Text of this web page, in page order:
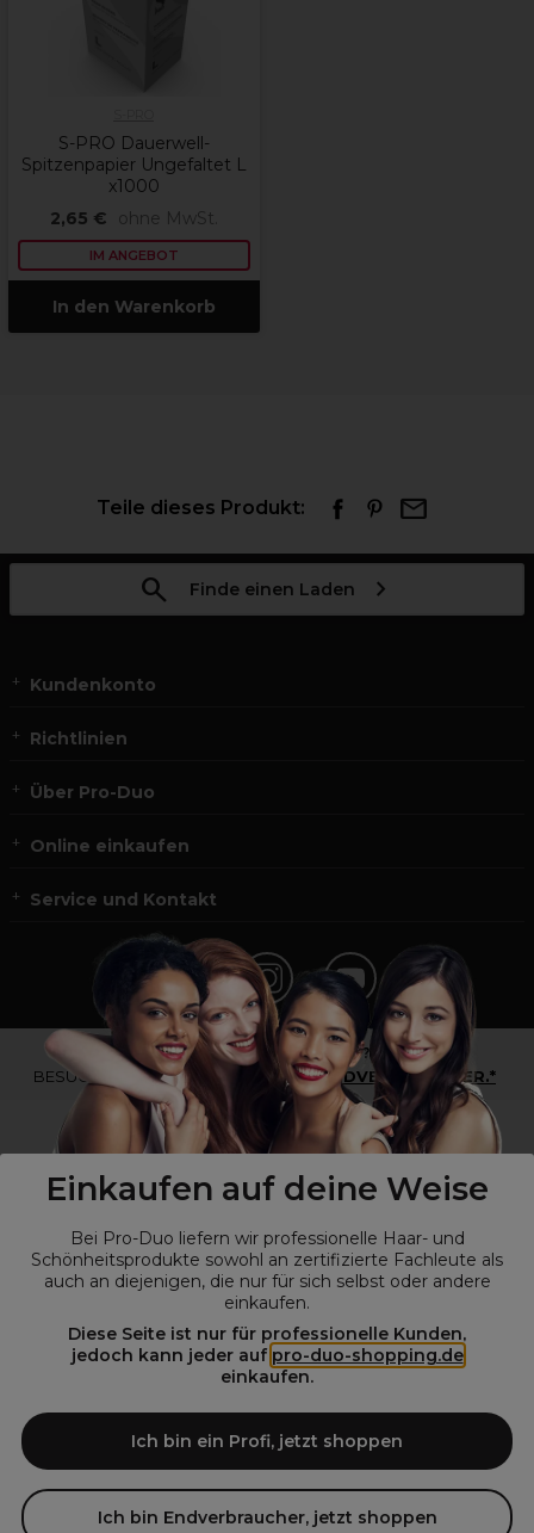
Einkaufen auf deine Weise
Bei Pro-Duo liefern wir professionelle Haar- und
Schönheitsprodukte sowohl an zertifizierte Fachleute als
auch an diejenigen, die nur für sich selbst oder andere
einkaufen.
Diese Seite ist nur für professionelle Kunden,
jedoch kann jeder auf pro-duo-shopping.de
einkaufen.
Ich bin ein Profi, jetzt shoppen
Ich bin Endverbraucher, jetzt shoppen
S-PRO Dauerwell-
Spitzenpapier Ungefaltet L
x1000
2,65 €
ohne MwSt.
IM ANGEBOT
In den Warenkorb
Teile dieses Produkt:
Finde einen Laden
Kundenkonto
Richtlinien
Über Pro-Duo
Online einkaufen
Service und Kontakt
*Du bist kein Profikunde?
BESUCHE
UNSERE WEBSEITE FÜR ENDVERBRAUCHER.*
© Alle Rechte vorbehalten © Pro-Duo2026
Pro-Duo ist Ihr zuverlässiger Partner für hochwertige Produkte im
hochwertigen Produkte, von der Haarpflege über das Make-up bis hin
zu Spezialwerkzeugen, sind so konzipiert, dass sie die Erwartungen
von Friseursalons und Kosmetikstudios übertreffen. Verlassen Sie sich
auf Pro-Duo für erstklassige Qualität und zeitgemäße Lösungen.